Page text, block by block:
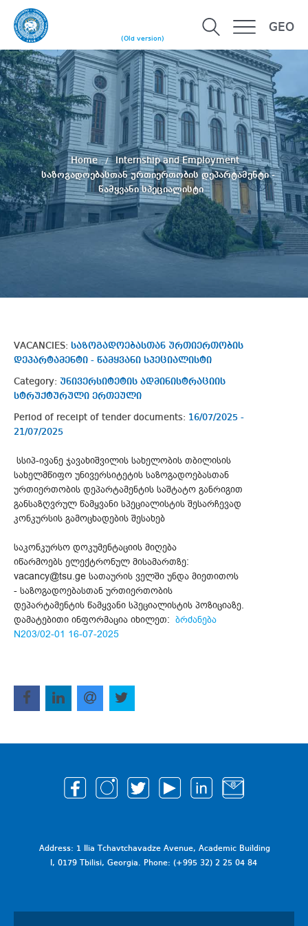
(Old version)
GEO
Home
Internship and Employment
საზოგადოებასთან ურთიერთობის დეპარტამენტი -
წამყვანი სპეციალისტი
VACANCIES: საზოგადოებასთან ურთიერთობის
დეპარტამენტი - წამყვანი სპეციალისტი
Category: უნივერსიტეტის ადმინისტრაციის
სტრუქტურული ერთეული
Period of receipt of tender documents: 16/07/2025 -
21/07/2025
სსიპ-ივანე ჯავახიშვილის სახელობის თბილისის
სახელმწიფო უნივერსიტეტის საზოგადოებასთან
ურთიერთობის დეპარტამენტის საშტატო განრიგით
განსაზღვრულ წამყვანი სპეციალისტის შესარჩევად
კონკურსის გამოცხადების შესახებ
საკონკურსო დოკუმენტაციის მიღება
იწარმოებს ელექტრონულ მისამართზე:
vacancy@tsu.ge სათაურის ველში უნდა მიეთითოს
- საზოგადოებასთან ურთიერთობის
დეპარტამენტის წამყვანი სპეციალისტის პოზიციაზე.
დამატებითი ინფორმაცია იხილეთ: ბრძანება
N203/02-01 16-07-2025
Address: 1 Ilia Tchavtchavadze Avenue, Academic Building
I, 0179 Tbilisi, Georgia. Phone: (+995 32) 2 25 04 84